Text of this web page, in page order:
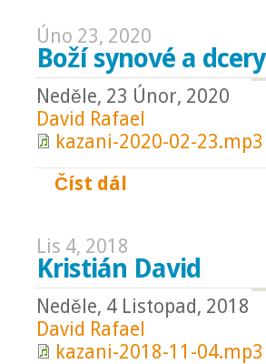
Úno 23, 2020
Boží synové a dcery
Neděle, 23 Únor, 2020
David Rafael
kazani-2020-02-23.mp3
Číst dál
Lis 4, 2018
Kristián David
Neděle, 4 Listopad, 2018
David Rafael
kazani-2018-11-04.mp3